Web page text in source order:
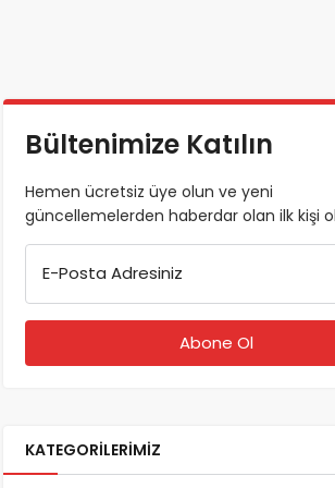
Bültenimize Katılın
Hemen ücretsiz üye olun ve yeni
güncellemelerden haberdar olan ilk kişi
E-Posta Adresiniz
KATEGORILERIMIZ